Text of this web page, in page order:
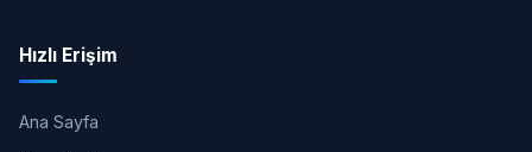
Hızlı Erişim
Ana Sayfa